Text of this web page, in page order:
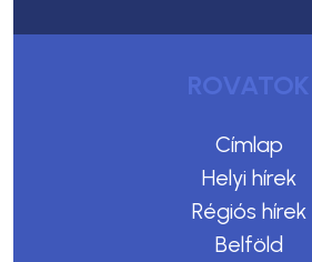
ROVATOK
Címlap
Helyi hírek
Régiós hírek
Belföld